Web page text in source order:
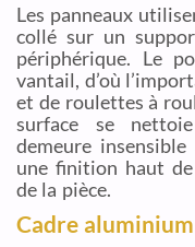
Les panneaux
collé sur un
périphérique. Le
vantail, d’où
et de roulettes à
surface se
demeure
une finition haut de
de la pièce.
Cadre